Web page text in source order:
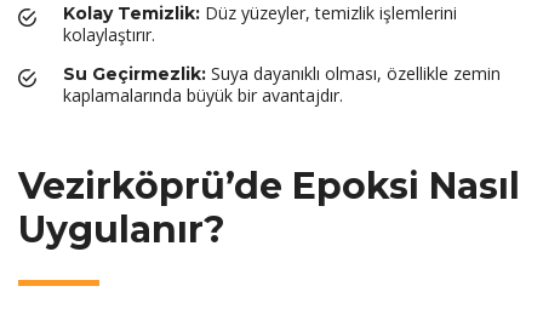
Kolay Temizlik: Düz yüzeyler, temizlik işlemlerini
kolaylaştırır.
Su Geçirmezlik: Suya dayanıklı olması, özellikle zemin
kaplamalarında büyük bir avantajdır.
Vezirköprü’de Epoksi Nasıl
Uygulanır?